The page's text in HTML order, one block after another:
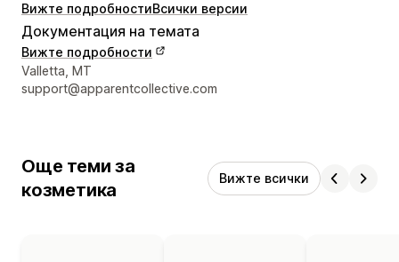
Вижте подробностиВсички версии
Документация на темата
Вижте подробности
Данни за връзка с дизайнера
Valletta, MT
support@apparentcollective.com
Още теми за
козметика
Вижте всички